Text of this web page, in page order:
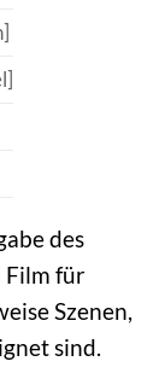
des
Film für
Szenen,
sind.